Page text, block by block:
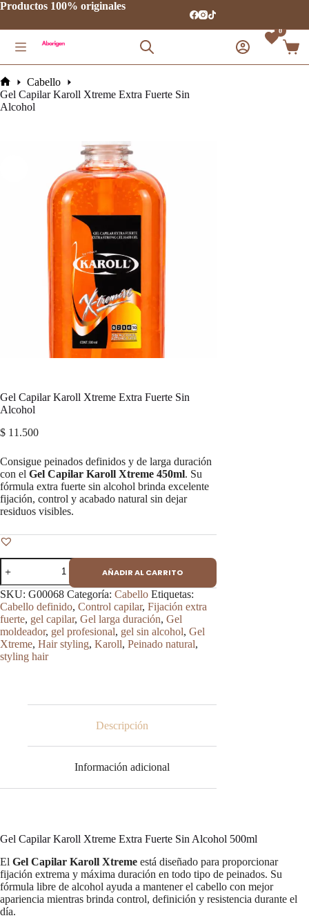
Saltar
contenido
Productos 100% originales
0
Carro
de
Inicio
Cabello
Gel Capilar Karoll Xtreme Extra Fuerte Sin
Alcohol
Gel Capilar Karoll Xtreme Extra Fuerte Sin
Alcohol
$ 11.500
Consigue peinados definidos y de larga duración
con el Gel Capilar Karoll Xtreme 450ml. Su
fórmula extra fuerte sin alcohol brinda excelente
fijación, control y acabado natural sin dejar
residuos visibles.
Gel
Capilar
Karoll
Xtreme
Extra
Fuerte
Sin
Alcohol
cantidad
AÑADIR AL CARRITO
SKU: G00068 Categoría: Cabello Etiquetas:
Cabello definido, Control capilar, Fijación extra
fuerte, gel capilar, Gel larga duración, Gel
moldeador, gel profesional, gel sin alcohol, Gel
Xtreme, Hair styling, Karoll, Peinado natural,
styling hair
Descripción
Información adicional
Gel Capilar Karoll Xtreme Extra Fuerte Sin Alcohol 500ml
El Gel Capilar Karoll Xtreme está diseñado para proporcionar
fijación extrema y máxima duración en todo tipo de peinados. Su
fórmula libre de alcohol ayuda a mantener el cabello con mejor
apariencia mientras brinda control, definición y resistencia durante el
día.